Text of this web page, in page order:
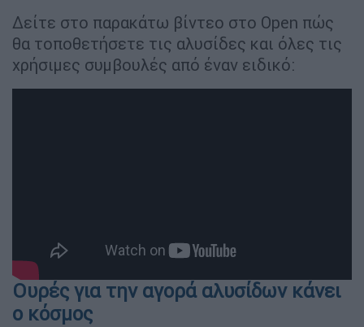
Δείτε στο παρακάτω βίντεο στο Open πώς
θα τοποθετήσετε τις αλυσίδες και όλες τις
χρήσιμες συμβουλές από έναν ειδικό:
Ουρές για την αγορά αλυσίδων κάνει
ο κόσμος